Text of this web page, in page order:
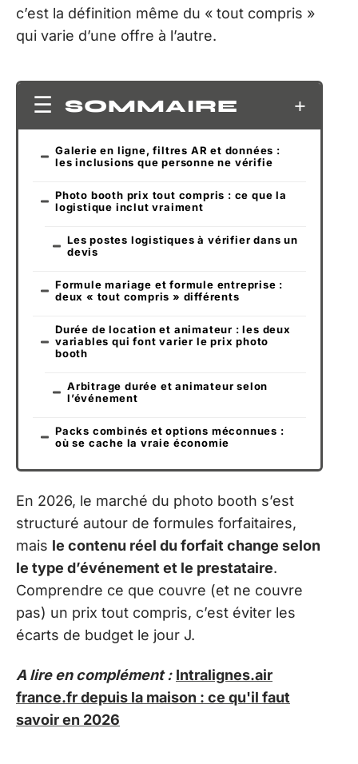
c’est la définition même du « tout compris »
qui varie d’une offre à l’autre.
SOMMAIRE
Galerie en ligne, filtres AR et données :
les inclusions que personne ne vérifie
Photo booth prix tout compris : ce que la
logistique inclut vraiment
Les postes logistiques à vérifier dans un
devis
Formule mariage et formule entreprise :
deux « tout compris » différents
Durée de location et animateur : les deux
variables qui font varier le prix photo
booth
Arbitrage durée et animateur selon
l’événement
Packs combinés et options méconnues :
où se cache la vraie économie
En 2026, le marché du photo booth s’est
structuré autour de formules forfaitaires,
mais le contenu réel du forfait change selon
le type d’événement et le prestataire.
Comprendre ce que couvre (et ne couvre
pas) un prix tout compris, c’est éviter les
écarts de budget le jour J.
A lire en complément : Intralignes.air
france.fr depuis la maison : ce qu'il faut
savoir en 2026